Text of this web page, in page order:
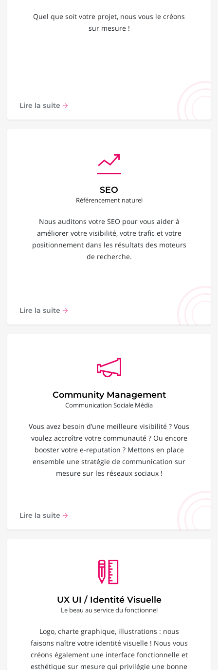
Quel que soit votre projet, nous vous le créons
sur mesure !
Lire la suite
SEO
Référencement naturel
Nous auditons votre SEO pour vous aider à
améliorer votre visibilité, votre trafic et votre
positionnement dans les résultats des moteurs
de recherche.
Lire la suite
Community Management
Communication Sociale Média
Vous avez besoin d’une meilleure visibilité ? Vous
voulez accroître votre communauté ? Ou encore
booster votre e-reputation ? Mettons en place
ensemble une stratégie de communication sur
mesure sur les réseaux sociaux !
Lire la suite
UX UI / Identité Visuelle
Le beau au service du fonctionnel
Logo, charte graphique, illustrations : nous
faisons naître votre identité visuelle ! Nous vous
créons également une interface fonctionnelle et
esthétique sur mesure qui privilégie une bonne